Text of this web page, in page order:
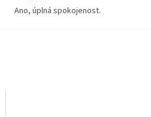
Ano, úplná spokojenost.